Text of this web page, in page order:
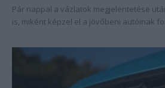
Pár nappal a vázlatok megjelentetése
is, miként képzel el a jövőbeni autóinak